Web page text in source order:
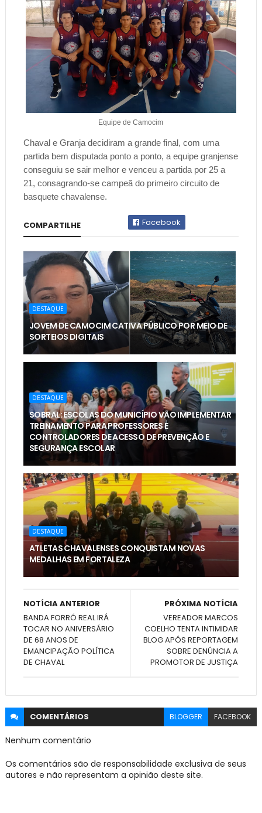
Equipe de Camocim
Chaval e Granja decidiram a grande final, com uma
partida bem disputada ponto a ponto, a equipe granjense
conseguiu se sair melhor e venceu a partida por 25 a
21, consagrando-se campeã do primeiro circuito de
basquete chavalense.
COMPARTILHE Facebook
DESTAQUE
JOVEM DE CAMOCIM CATIVA PÚBLICO POR MEIO DE
SORTEIOS DIGITAIS
DESTAQUE
SOBRAL: ESCOLAS DO MUNICÍPIO VÃO IMPLEMENTAR
TREINAMENTO PARA PROFESSORES E
CONTROLADORES DE ACESSO DE PREVENÇÃO E
SEGURANÇA ESCOLAR
DESTAQUE
ATLETAS CHAVALENSES CONQUISTAM NOVAS
MEDALHAS EM FORTALEZA
PRÓXIMA NOTÍCIA
VEREADOR MARCOS
COELHO TENTA INTIMIDAR
BLOG APÓS REPORTAGEM
SOBRE DENÚNCIA A
PROMOTOR DE JUSTIÇA
NOTÍCIA ANTERIOR
BANDA FORRÓ REAL IRÁ
TOCAR NO ANIVERSÁRIO
DE 68 ANOS DE
EMANCIPAÇÃO POLÍTICA
DE CHAVAL
COMENTÁRIOS BLOGGER FACEBOOK
Nenhum comentário
Os comentários são de responsabilidade exclusiva de seus
autores e não representam a opinião deste site.